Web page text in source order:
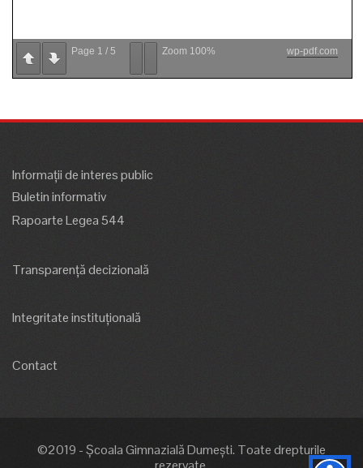
Page 1 / 5 Zoom 100% wp-pdf.com
Informații de interes public
Buletin informativ
Rapoarte Legea 544
Transparență decizională
Integritate instituțională
Contact
©2019 - Școala Gimnazială Dumești. Toate drepturile